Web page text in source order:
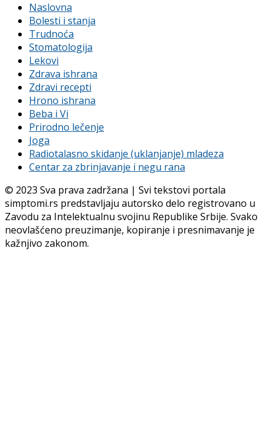
Naslovna
Bolesti i stanja
Trudnoća
Stomatologija
Lekovi
Zdrava ishrana
Zdravi recepti
Hrono ishrana
Beba i Vi
Prirodno lečenje
Joga
Radiotalasno skidanje (uklanjanje) mladeza
Centar za zbrinjavanje i negu rana
© 2023 Sva prava zadržana | Svi tekstovi portala
simptomi.rs predstavljaju autorsko delo registrovano u
Zavodu za Intelektualnu svojinu Republike Srbije. Svako
neovlašćeno preuzimanje, kopiranje i presnimavanje je
kažnjivo zakonom.